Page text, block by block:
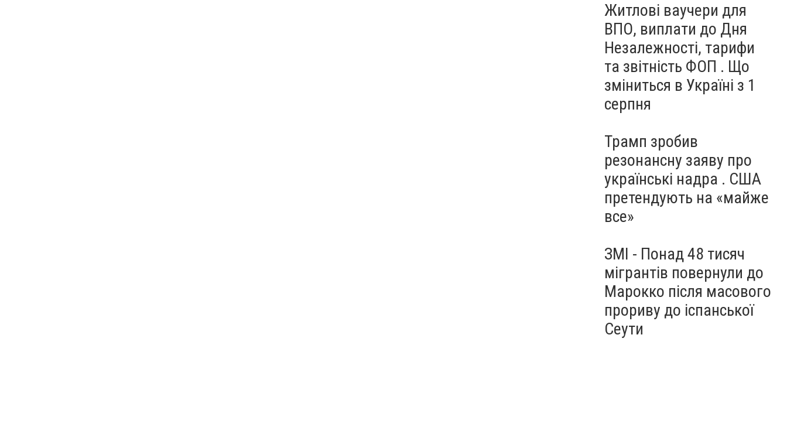
Житлові ваучери для
ВПО, виплати до Дня
Незалежності, тарифи
та звітність ФОП . Що
зміниться в Україні з 1
серпня
Трамп зробив
резонансну заяву про
українські надра . США
претендують на «майже
все»
ЗМІ - Понад 48 тисяч
мігрантів повернули до
Марокко після масового
прориву до іспанської
Сеути